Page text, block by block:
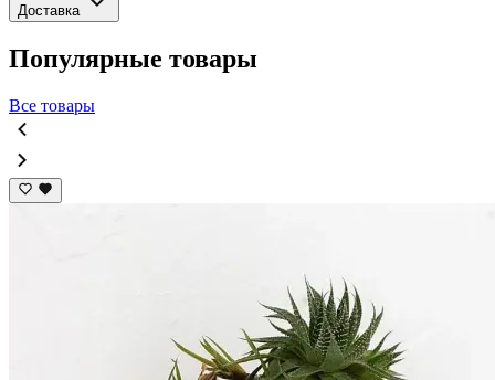
Доставка
Популярные товары
Все товары